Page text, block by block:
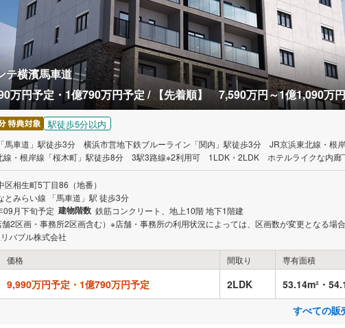
テ横濱馬車道
万円予定・1億790万円予定 / 【先着順】 7,590万円～1億1,090万円
駅徒歩5分以内
馬車道」駅徒歩3分 横浜市営地下鉄ブルーライン「関内」駅徒歩3分 JR京浜東北線・根
・根岸線「桜木町」駅徒歩8分 3駅3路線※2利用可 1LDK・2LDK ホテルライクな内廊下設計 ※1.
物件は2003年以来21年ぶりとなります。 ※2.3駅3路線とは、横浜高速鉄道みなとみらい線
ライン・JR京浜東北線・根岸線「関内」駅、JR京浜東北線・根岸線「桜木町」駅。
相生町5丁目86（地番）
とみらい線 「馬車道」駅 徒歩3分
09月下旬予定 建物階数 鉄筋コンクリート、地上10階 地下1階建
2区画・事務所2区画含む）※店舗・事務所の利用状況によっては、区画数が変更となる場合
バブル株式会社
価格 間取り 専有面積
9,990万円予定・1億790万円予定 2LDK
53.14m²・
すべての販